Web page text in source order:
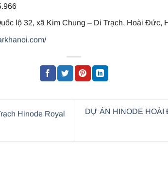
lộ 32, xã Kim Chung – Di Trạch, Hoài Đức,
Hinode Royal
DỰ ÁN HINODE HOÀI